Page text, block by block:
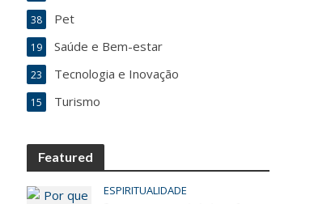
Pet
38
Saúde e Bem-estar
19
Tecnologia e Inovação
23
Turismo
15
Featured
ESPIRITUALIDADE